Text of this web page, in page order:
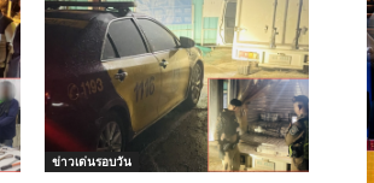
ข่าวเด่นรอบวัน